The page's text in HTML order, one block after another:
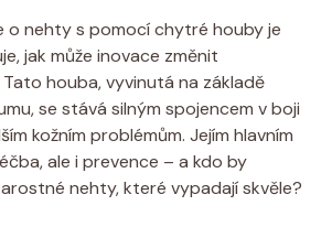
o nehty s pomocí chytré houby je
jak může inovace změnit
houba, vyvinutá na základě
se stává silným spojencem v boji
kožním problémům. Jejím hlavním
ale i prevence – a kdo by
nehty, které vypadají skvěle?